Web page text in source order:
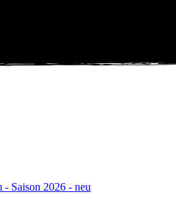
Saison 2026 - neu